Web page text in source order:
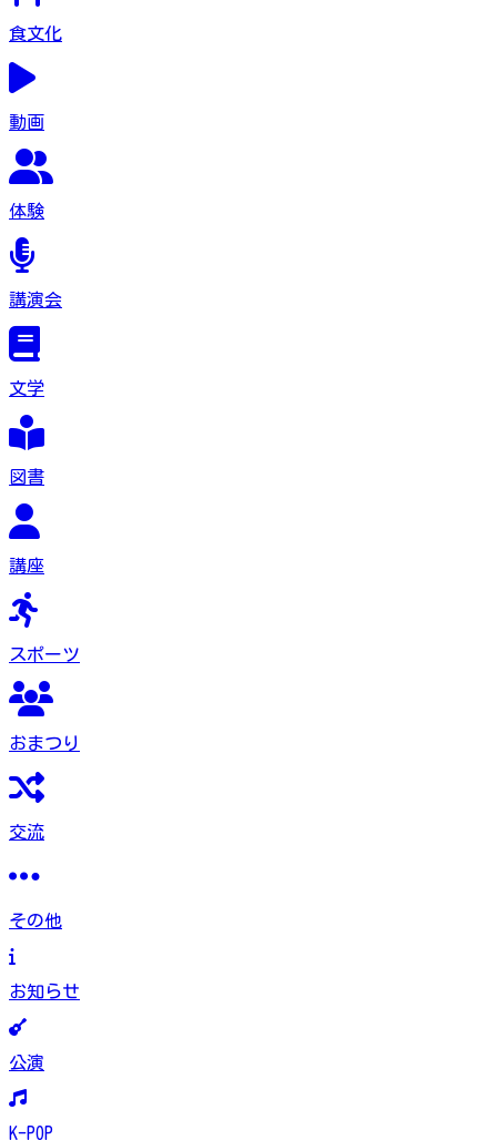
食文化
動画
体験
講演会
文学
図書
講座
スポーツ
おまつり
交流
その他
お知らせ
公演
K-POP